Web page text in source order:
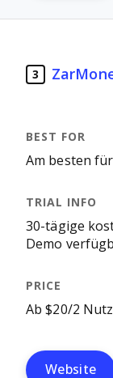
3
Am besten
30-tägige
Demo
Ab $20/2
Website